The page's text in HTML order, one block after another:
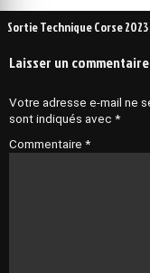
Navigation
l’article
Sortie Technique Corse 2023
Laisser un commentaire
Votre adresse e-mail ne
sont indiqués avec *
Commentaire *